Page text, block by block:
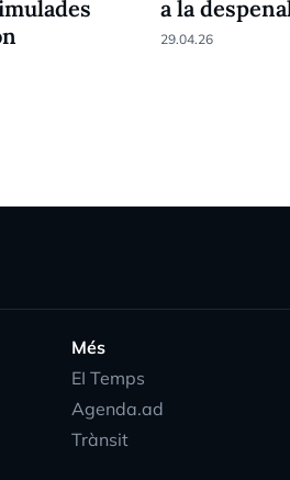
a la
29.04.26
Més
EI Temps
Agenda.ad
Trànsit